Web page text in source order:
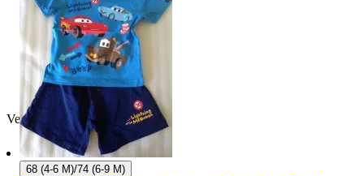
Verifierad
68 (4-6 M)/74 (6-9 M)